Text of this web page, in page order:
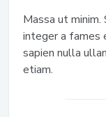
Massa ut
integer a fames
sapien nulla
etiam.